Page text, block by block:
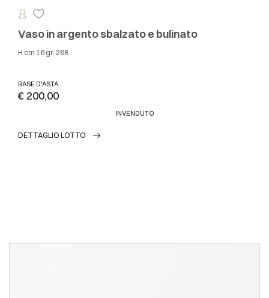
8
Vaso in argento sbalzato e bulinato
h cm 16 gr. 268
BASE D'ASTA
€ 200,00
INVENDUTO
DETTAGLIO LOTTO